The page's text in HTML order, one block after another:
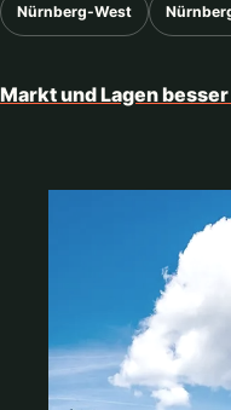
Nürnberg-West
Markt und Lagen